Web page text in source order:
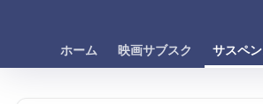
ホーム 映画サブスク サスペ